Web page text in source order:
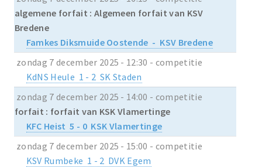
algemene forfait : Algemeen forfait van KSV
Bredene
Famkes Diksmuide Oostende - KSV Bredene
zondag 7 december 2025 - 12:30 - competitie
KdNS Heule 1 - 2 SK Staden
zondag 7 december 2025 - 14:00 - competitie
forfait : forfait van KSK Vlamertinge
KFC Heist 5 - 0 KSK Vlamertinge
zondag 7 december 2025 - 15:00 - competitie
KSV Rumbeke 1 - 2 DVK Egem